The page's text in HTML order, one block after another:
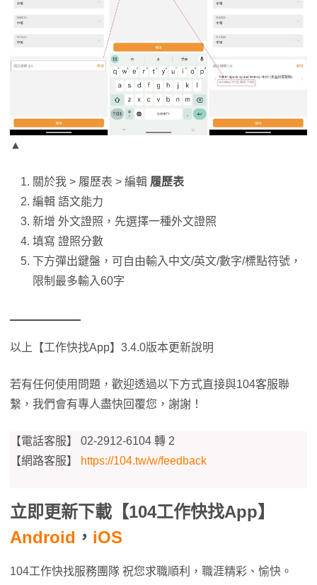
▲
關於我 > 履歷表 > 編輯 履歷表
編輯 語文能力
新增 外文證照，先選擇一種外文證照
填寫 證照分數
下方彈出鍵盤，可自由輸入中文/英文/數字/標點符號，
限制最多輸入60字
以上【工作快找App】3.4.0版本更新說明
若有任何使用問題，歡迎透過以下方式直接與104客服聯
繫，我們會有專人盡快回覆您，謝謝！
【電話客服】 02-2912-6104 轉 2
【網路客服】
https://104.tw/w/feedback
立即更新下載【104工作快找App】
Android ， iOS
104工作快找服務團隊 祝您求職順利，職涯精彩、愉快。